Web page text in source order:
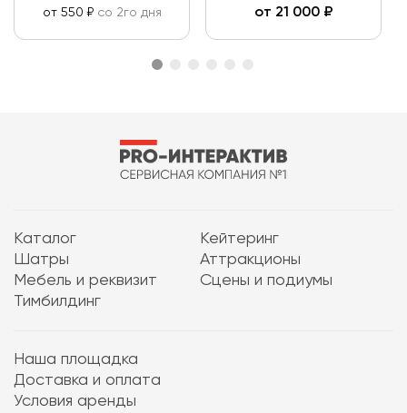
от 550 ₽ со 2го дня от 21 000₽
Каталог
Кейтеринг
Шатры
Аттракционы
Мебель и реквизит
Сцены и подиумы
Тимбилдинг
Наша площадка
Доставка и оплата
Условия аренды